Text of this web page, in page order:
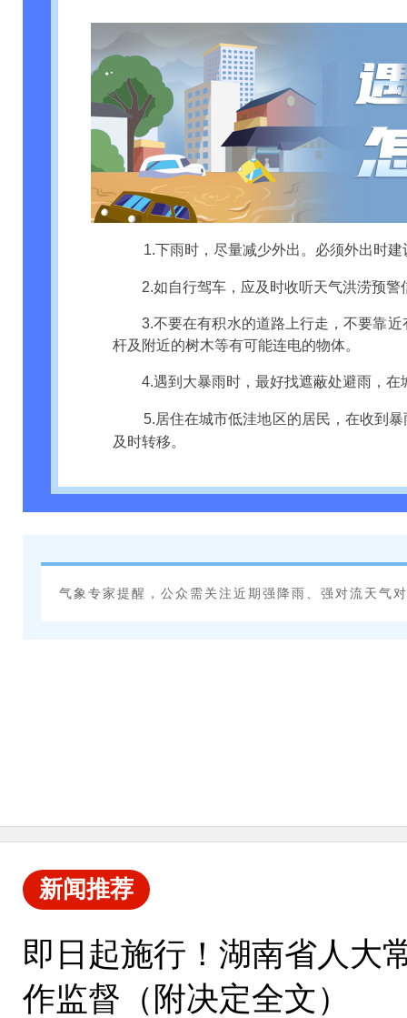
1.下雨时，尽量减少外出。必须外出时
2.如自行驾车，应及时收听天气洪涝预
3.不要在有积水的道路上行走，不要靠
杆及附近的树木等有可能连电的物体。
4.遇到大暴雨时，最好找遮蔽处避雨，
5.居住在城市低洼地区的居民，在收到
及时转移。
气象专家提醒，公众需关注近期强降雨、强对流天气
新闻推荐
即日起施行！湖南省人大
作监督（附决定全文）